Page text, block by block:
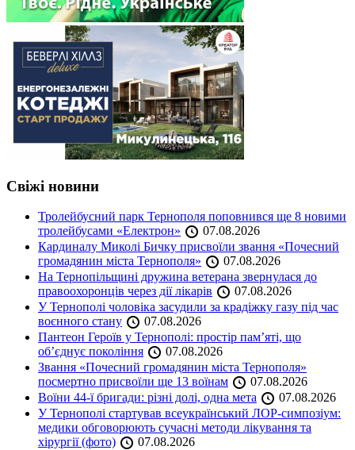
Свіжі новини
Тролейбусний парк Тернополя поповнився ще 8 новими
тролейбусами «Електрон»
07.08.2026
Кардиналу Миколі Бичку присвоїли звання «Почесний
громадянин міста Тернополя»
07.08.2026
На Тернопільщині дружина ветерана звернулася до
правоохоронців через дії лікарів
07.08.2026
У Тернополі чоловіка засудили за крадіжку газу під час
воєнного стану
07.08.2026
Пантеон Героїв у Тернополі: простір пам’яті, що
об’єднує покоління
07.08.2026
Звання «Почесний громадянин міста Тернополя»
посмертно присвоїли ще 13 воїнам
07.08.2026
Воїни 44-ї бригади: різні долі, одна мета
07.08.2026
У Тернополі стартував всеукраїнський ЛОР-симпозіум:
медики обговорюють сучасні методи лікування та
хірургії (фото)
07.08.2026